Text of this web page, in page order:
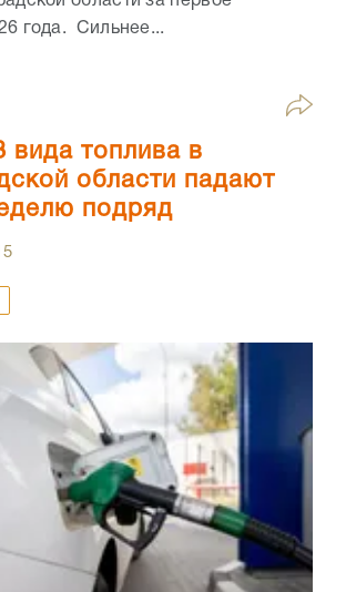
года. Сильнее...
вида топлива в
области падают
подряд